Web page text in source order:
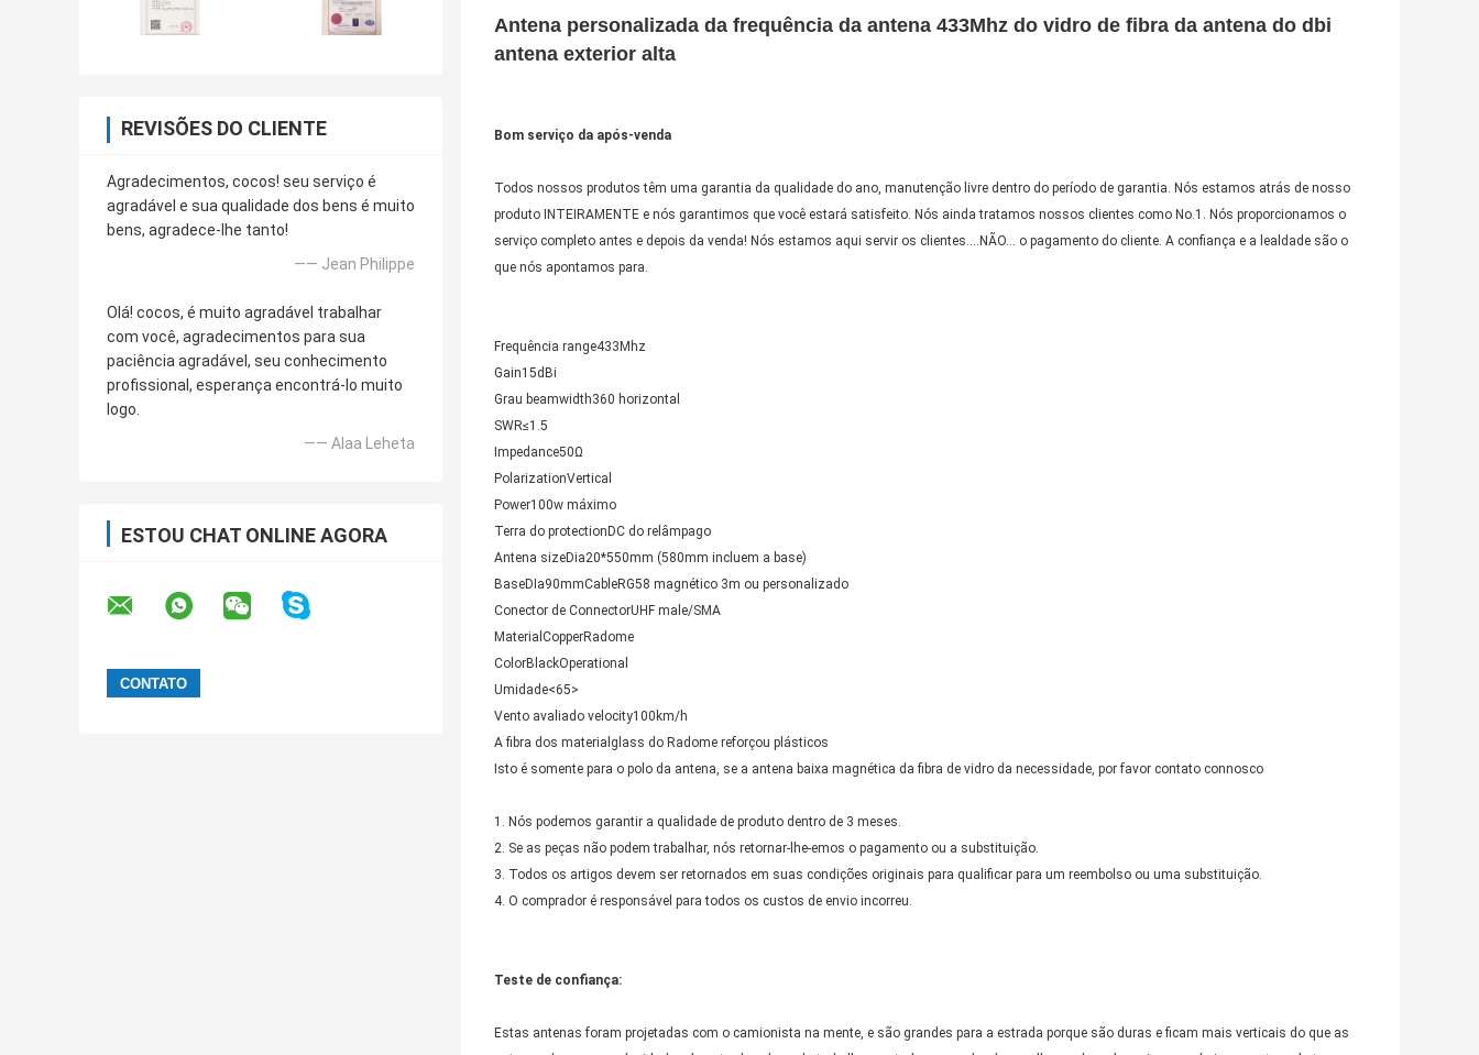
REVISÕES DO CLIENTE
Agradecimentos, cocos! seu serviço é
agradável e sua qualidade dos bens é muito
bens, agradece-lhe tanto!
—— Jean Philippe
Olá! cocos, é muito agradável trabalhar
com você, agradecimentos para sua
paciência agradável, seu conhecimento
profissional, esperança encontrá-lo muito
logo.
—— Alaa Leheta
ESTOU CHAT ONLINE AGORA
Antena personalizada da frequência da antena 433Mhz do vidro de fibra da antena do dbi
antena exterior alta
Bom serviço da após-venda
Todos nossos produtos têm uma garantia da qualidade do ano, manutenção livre dentro do período de garantia. Nós estamos atrás de nosso
produto INTEIRAMENTE e nós garantimos que você estará satisfeito. Nós ainda tratamos nossos clientes como No.1. Nós proporcionamos o
serviço completo antes e depois da venda! Nós estamos aqui servir os clientes….NÃO… o pagamento do cliente. A confiança e a lealdade são o
que nós apontamos para.
Frequência range433Mhz
Gain15dBi
Grau beamwidth360 horizontal
SWR≤1.5
Impedance50Ω
PolarizationVertical
Power100w máximo
Terra do protectionDC do relâmpago
Antena sizeDia20*550mm (580mm incluem a base)
BaseDIa90mmCableRG58 magnético 3m ou personalizado
Conector de ConnectorUHF male/SMA
MaterialCopperRadome
ColorBlackOperational
Umidade<65>
Vento avaliado velocity100km/h
A fibra dos materialglass do Radome reforçou plásticos
Isto é somente para o polo da antena, se a antena baixa magnética da fibra de vidro da necessidade, por favor contato connosco
1. Nós podemos garantir a qualidade de produto dentro de 3 meses.
2. Se as peças não podem trabalhar, nós retornar-lhe-emos o pagamento ou a substituição.
3. Todos os artigos devem ser retornados em suas condições originais para qualificar para um reembolso ou uma substituição.
4. O comprador é responsável para todos os custos de envio incorreu.
Teste de confiança:
Estas antenas foram projetadas com o camionista na mente, e são grandes para a estrada porque são duras e ficam mais verticais do que as